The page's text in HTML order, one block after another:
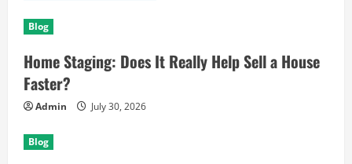
Blog
Home Staging: Does It Really Help Sell a House
Faster?
Admin July 30, 2026
Blog